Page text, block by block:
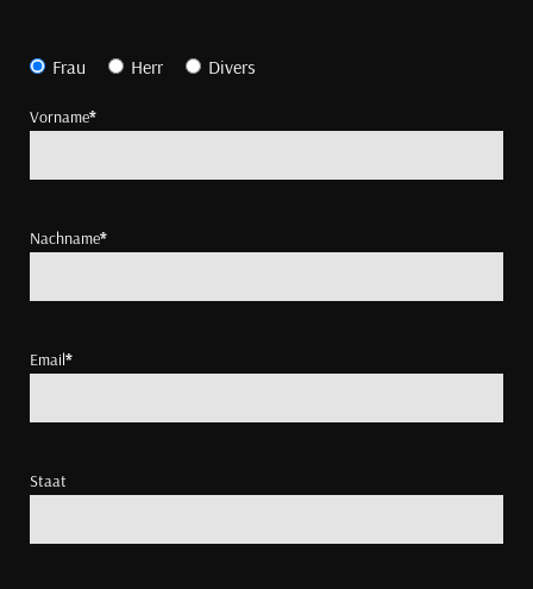
Frau Herr Divers
Vorname*
Nachname*
Email*
Staat